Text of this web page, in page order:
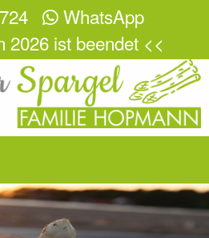
WhatsApp
2026 ist beendet <<